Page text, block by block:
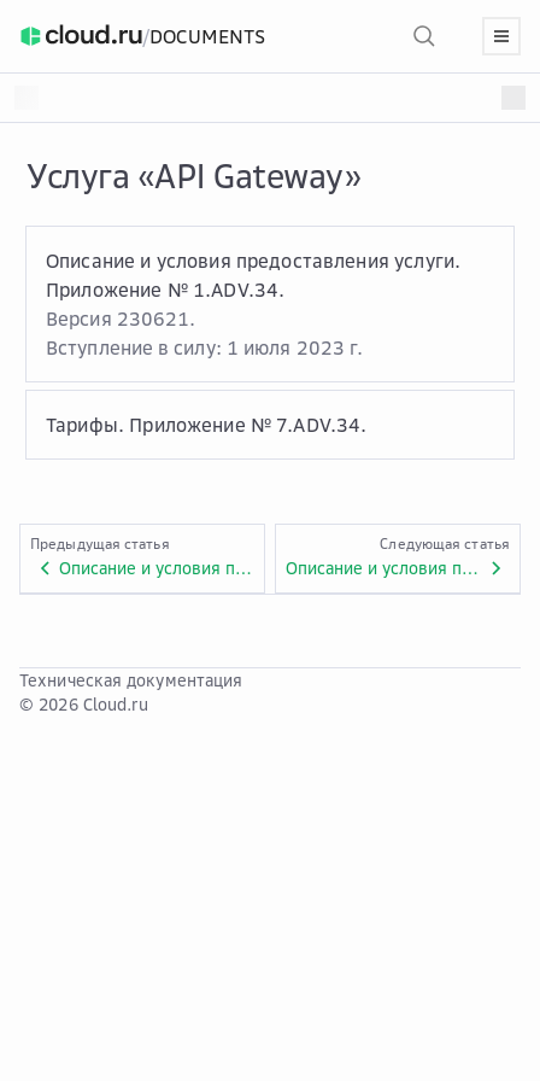
/DOCUMENTS
Услуга «API Gateway»
Описание и условия предоставления услуги.
Приложение № 1.ADV.34.
Версия 230621.
Вступление в силу: 1 июля 2023 г.
Тарифы. Приложение № 7.ADV.34.
Предыдущая статья
Описание и условия предоставления услуги «Virtual Private Network». Приложение № 1.ADV.33.
Следующая статья
Описание и условия предоставления услуги «API Gateway». Приложение № 1.ADV.34.
Техническая документация
© 2026 Cloud.ru